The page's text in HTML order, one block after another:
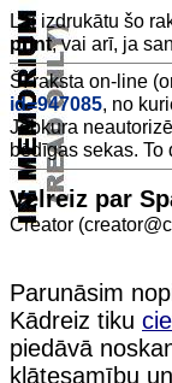
Lai izdrukātu šo
print, vai arī, ja
Šī raksta on-line
id=947085, no
Jebkura
bēdīgas sekas. To
Vēlreiz par
Creator
Parunāsim
Kādreiz tiku
piedāvā
klātesamību